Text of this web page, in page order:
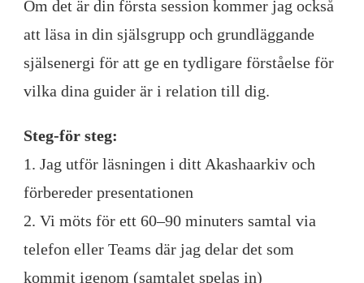
Om det är din första session kommer jag också
att läsa in din själsgrupp och grundläggande
själsenergi för att ge en tydligare förståelse för
vilka dina guider är i relation till dig.
Steg-för steg:
1. Jag utför läsningen i ditt Akashaarkiv och
förbereder presentationen
2. Vi möts för ett 60–90 minuters samtal via
telefon eller Teams där jag delar det som
kommit igenom (samtalet spelas in)